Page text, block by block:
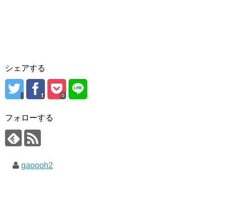
シェアする
0
フォローする
gaoooh2